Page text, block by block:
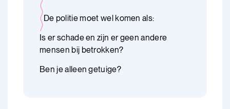
De politie moet wel komen als:
Is er schade en zijn er geen andere
mensen bij betrokken?
Ben je alleen getuige?